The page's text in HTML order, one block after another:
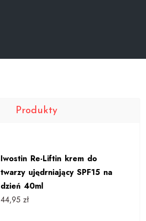
Produkty
Iwostin Re-Liftin krem do
twarzy ujędrniający SPF15 na
dzień 40ml
44,95 zł